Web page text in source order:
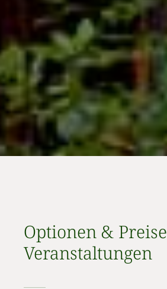
Optionen & Preise
Veranstaltungen